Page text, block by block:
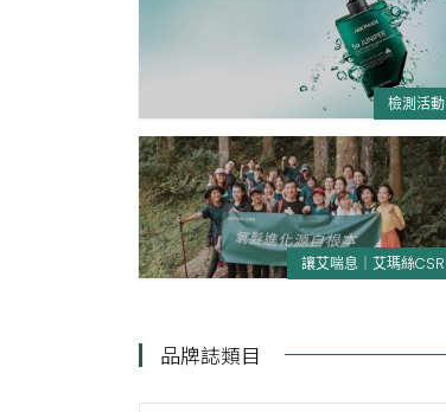
檢測活動
讓艾喘息｜艾瑪絲CSR
品牌誌類目